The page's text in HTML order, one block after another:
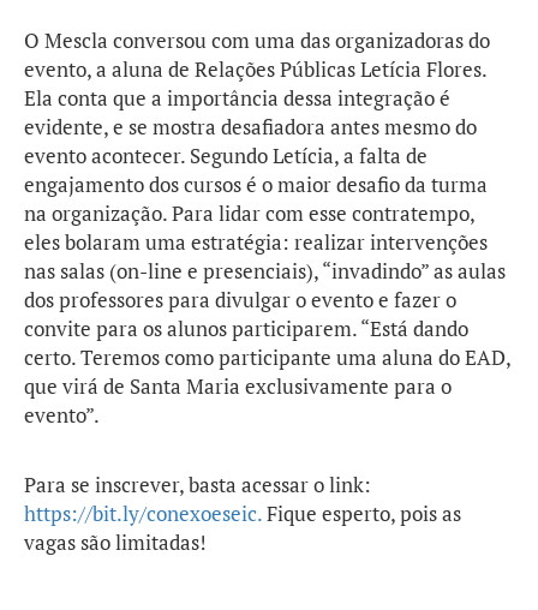
O Mescla conversou com uma das organizadoras do
evento, a aluna de Relações Públicas Letícia Flores.
Ela conta que a importância dessa integração é
evidente, e se mostra desafiadora antes mesmo do
evento acontecer. Segundo Letícia, a falta de
engajamento dos cursos é o maior desafio da turma
na organização. Para lidar com esse contratempo,
eles bolaram uma estratégia: realizar intervenções
nas salas (on-line e presenciais), “invadindo” as aulas
dos professores para divulgar o evento e fazer o
convite para os alunos participarem. “Está dando
certo. Teremos como participante uma aluna do EAD,
que virá de Santa Maria exclusivamente para o
evento”.
Para se inscrever, basta acessar o link:
https://bit.ly/conexoeseic.Fique esperto, pois as
vagas são limitadas!